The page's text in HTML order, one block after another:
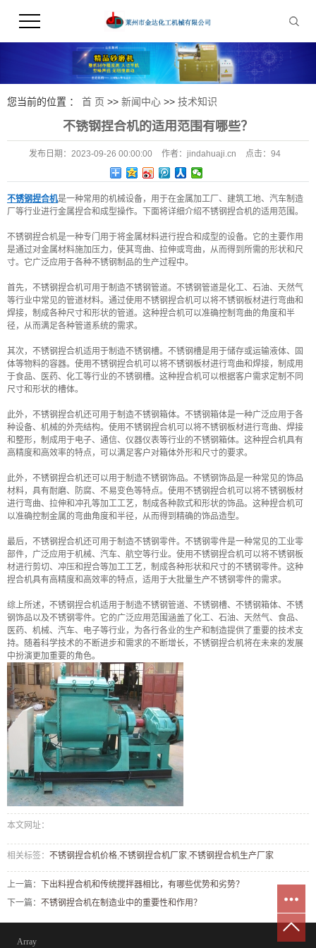
您当前的位置 ： 首 页 >> 新闻中心 >> 技术知识
不锈钢捏合机的适用范围有哪些？
发布日期： 2023-09-26 00:00:00 作者： jindahuaji.cn 点击： 94
不锈钢捏合机是一种常用的机械设备，用于在金属加工厂、建筑工地、汽车制造
厂等行业进行金属捏合和成型操作。下面将详细介绍不锈钢捏合机的适用范围。
不锈钢捏合机是一种专门用于将金属材料进行捏合和成型的设备。它的主要作用
是通过对金属材料施加压力，使其弯曲、拉伸或弯曲，从而得到所需的形状和尺
寸。它广泛应用于各种不锈钢制品的生产过程中。
首先，不锈钢捏合机可用于制造不锈钢管道。不锈钢管道是化工、石油、天然气
等行业中常见的管道材料。通过使用不锈钢捏合机可以将不锈钢板材进行弯曲和
焊接，制成各种尺寸和形状的管道。这种捏合机可以准确控制弯曲的角度和半
径，从而满足各种管道系统的需求。
其次，不锈钢捏合机适用于制造不锈钢槽。不锈钢槽是用于储存或运输液体、固
体等物料的容器。使用不锈钢捏合机可以将不锈钢板材进行弯曲和焊接，制成用
于食品、医药、化工等行业的不锈钢槽。这种捏合机可以根据客户需求定制不同
尺寸和形状的槽体。
此外，不锈钢捏合机还可用于制造不锈钢箱体。不锈钢箱体是一种广泛应用于各
种设备、机械的外壳结构。使用不锈钢捏合机可以将不锈钢板材进行弯曲、焊接
和整形，制成用于电子、通信、仪器仪表等行业的不锈钢箱体。这种捏合机具有
高精度和高效率的特点，可以满足客户对箱体外形和尺寸的要求。
此外，不锈钢捏合机还可以用于制造不锈钢饰品。不锈钢饰品是一种常见的饰品
材料，具有耐磨、防腐、不易变色等特点。使用不锈钢捏合机可以将不锈钢板材
进行弯曲、拉伸和冲孔等加工工艺，制成各种款式和形状的饰品。这种捏合机可
以准确控制金属的弯曲角度和半径，从而得到精确的饰品造型。
最后，不锈钢捏合机还可用于制造不锈钢零件。不锈钢零件是一种常见的工业零
部件，广泛应用于机械、汽车、航空等行业。使用不锈钢捏合机可以将不锈钢板
材进行剪切、冲压和捏合等加工工艺，制成各种形状和尺寸的不锈钢零件。这种
捏合机具有高精度和高效率的特点，适用于大批量生产不锈钢零件的需求。
综上所述，不锈钢捏合机适用于制造不锈钢管道、不锈钢槽、不锈钢箱体、不锈
钢饰品以及不锈钢零件。它的广泛应用范围涵盖了化工、石油、天然气、食品、
医药、机械、汽车、电子等行业，为各行各业的生产和制造提供了重要的技术支
持。随着科学技术的不断进步和需求的不断增长，不锈钢捏合机将在未来的发展
中扮演更加重要的角色。
本文网址：
相关标签： 不锈钢捏合机价格,不锈钢捏合机厂家,不锈钢捏合机生产厂家
上一篇： 下出料捏合机和传统搅拌器相比，有哪些优势和劣势？
下一篇： 不锈钢捏合机在制造业中的重要性和作用？
Array